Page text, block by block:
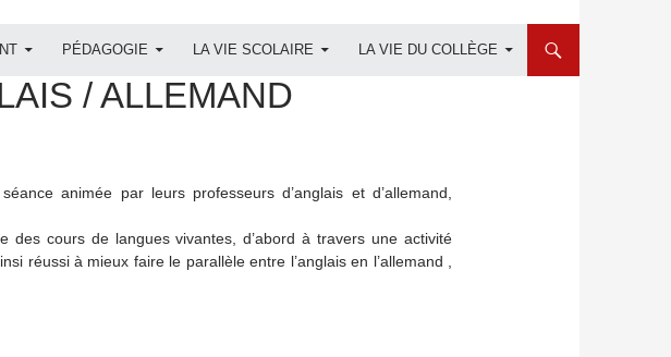
PÉDAGOGIE LA VIE SCOLAIRE LA VIE DU COLLÈGE
/ ALLEMAND
animée par leurs professeurs d’anglais et d’allemand,
cours de langues vivantes, d’abord à travers une activité
réussi à mieux faire le parallèle entre l’anglais en l’allemand ,